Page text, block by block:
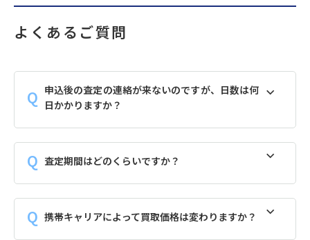
よくあるご質問
申込後の査定の連絡が来ないのですが、日数は何
日かかりますか？
査定期間はどのくらいですか？
携帯キャリアによって買取価格は変わりますか？